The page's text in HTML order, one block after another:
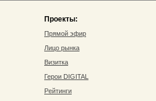
Проекты:
Прямой эфир
Лицо рынка
Визитка
Герои DIGITAL
Рейтинги